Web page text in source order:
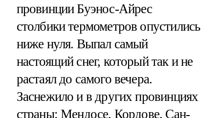
провинции Буэнос-Айрес
столбики термометров опустились
ниже нуля. Выпал самый
настоящий снег, который так и не
растаял до самого вечера.
Заснежило и в других провинциях
страны: Мендосе, Кордове, Сан-